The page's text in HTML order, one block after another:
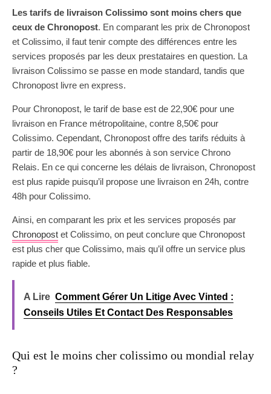
Les tarifs de livraison Colissimo sont moins chers que
ceux de Chronopost. En comparant les prix de Chronopost
et Colissimo, il faut tenir compte des différences entre les
services proposés par les deux prestataires en question. La
livraison Colissimo se passe en mode standard, tandis que
Chronopost livre en express.
Pour Chronopost, le tarif de base est de 22,90€ pour une
livraison en France métropolitaine, contre 8,50€ pour
Colissimo. Cependant, Chronopost offre des tarifs réduits à
partir de 18,90€ pour les abonnés à son service Chrono
Relais. En ce qui concerne les délais de livraison, Chronopost
est plus rapide puisqu’il propose une livraison en 24h, contre
48h pour Colissimo.
Ainsi, en comparant les prix et les services proposés par
Chronopost et Colissimo, on peut conclure que Chronopost
est plus cher que Colissimo, mais qu’il offre un service plus
rapide et plus fiable.
A Lire Comment Gérer Un Litige Avec Vinted :
Conseils Utiles Et Contact Des Responsables
Qui est le moins cher colissimo ou mondial relay
?